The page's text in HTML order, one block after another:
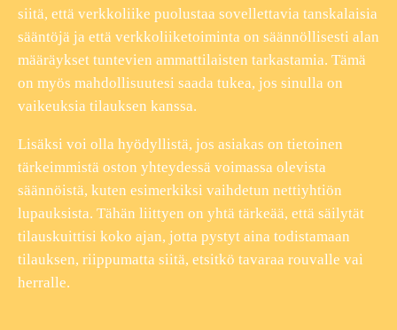
siitä, että verkkoliike puolustaa sovellettavia tanskalaisia
sääntöjä ja että verkkoliiketoiminta on säännöllisesti alan
määräykset tuntevien ammattilaisten tarkastamia. Tämä
on myös mahdollisuutesi saada tukea, jos sinulla on
vaikeuksia tilauksen kanssa.
Lisäksi voi olla hyödyllistä, jos asiakas on tietoinen
tärkeimmistä oston yhteydessä voimassa olevista
säännöistä, kuten esimerkiksi vaihdetun nettiyhtiön
lupauksista. Tähän liittyen on yhtä tärkeää, että säilytät
tilauskuittisi koko ajan, jotta pystyt aina todistamaan
tilauksen, riippumatta siitä, etsitkö tavaraa rouvalle vai
herralle.